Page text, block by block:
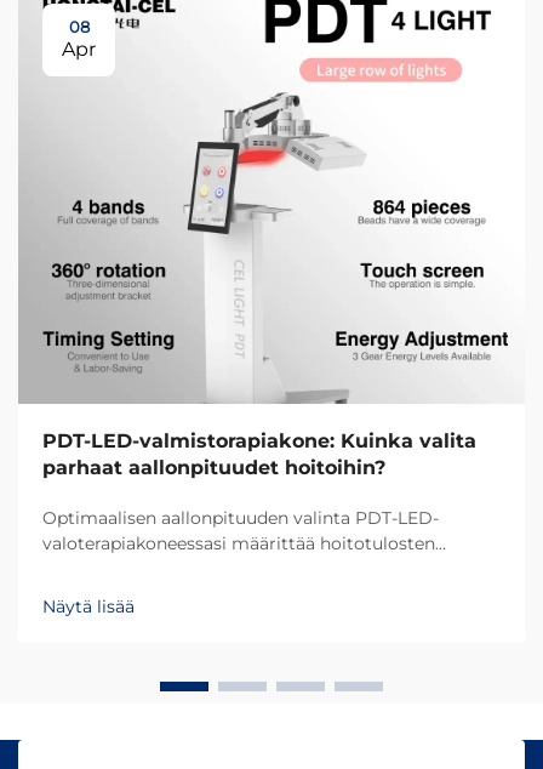
08
Apr
PDT-LED-valmistorapiakone: Kuinka valita
parhaat aallonpituudet hoitoihin?
Optimaalisen aallonpituuden valinta PDT-LED-
valoterapiakoneessasi määrittää hoitotulosten
aallonpituudet tunkeutuvat ihoon eri syvyyksiin ja
aiheuttavat erilaisia biologisia reaktioita, mikä tekee...
Näytä lisää